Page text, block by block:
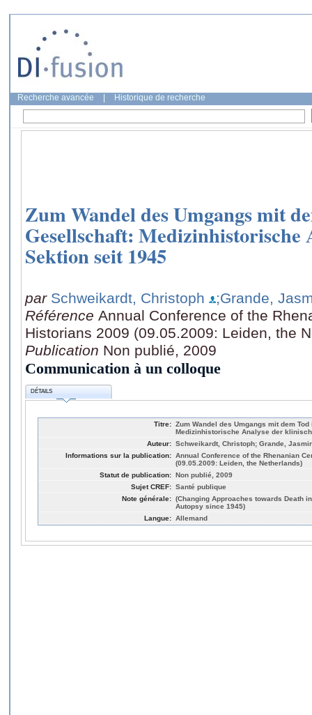
Recherche avancée Historique de recherche
Zum Wandel des Umgangs mit
Gesellschaft: Medizinhistorische
Sektion seit 1945
par Schweikardt, Christoph
;Grande,
Référence Annual Conference of the
Historians 2009 (09.05.2009: Leiden, the
Publication Non publié, 2009
Communication à un colloque
DÉTAILS
Titre: Zum Wandel des Umgangs mit dem
Medizinhistorische Analyse der
Auteur: Schweikardt, Christoph; Grande,
Informations sur la publication: Annual Conference of the Rhenanian
(09.05.2009: Leiden, the Netherlands)
Statut de publication: Non publié, 2009
Sujet CREF: Santé publique
Note générale: (Changing Approaches towards Death
Autopsy since 1945)
Langue: Allemand